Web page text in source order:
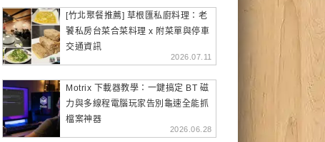
[竹北聚餐推薦] 草根匯私廚料理：老
饕私房台菜合菜料理 x 附菜單與停車
交通資訊
2026.07.11
Motrix 下載器教學：一鍵搞定 BT 磁
力與多線程電腦玩家告別龜速全能抓
檔案神器
2026.06.28